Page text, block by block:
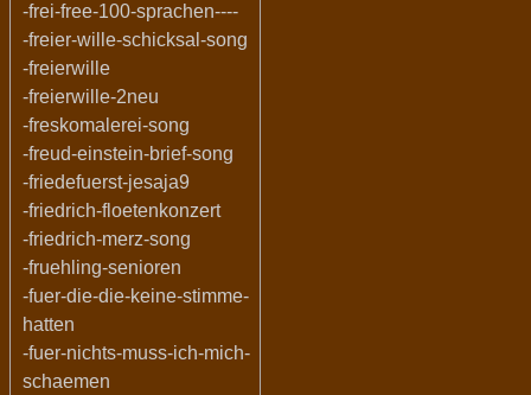
-frei-free-100-sprachen----
-freier-wille-schicksal-song
-freierwille
-freierwille-2neu
-freskomalerei-song
-freud-einstein-brief-song
-friedefuerst-jesaja9
-friedrich-floetenkonzert
-friedrich-merz-song
-fruehling-senioren
-fuer-die-die-keine-stimme-
hatten
-fuer-nichts-muss-ich-mich-
schaemen